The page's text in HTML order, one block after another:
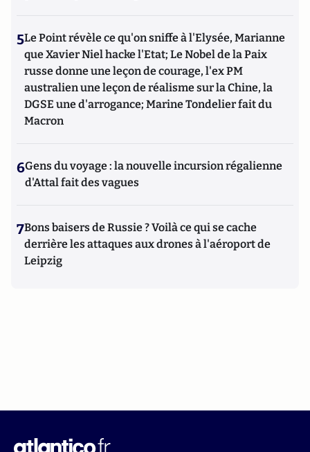
5Le Point révèle ce qu'on sniffe à l'Elysée, Marianne
que Xavier Niel hacke l'Etat; Le Nobel de la Paix
russe donne une leçon de courage, l'ex PM
australien une leçon de réalisme sur la Chine, la
DGSE une d'arrogance; Marine Tondelier fait du
Macron
6Gens du voyage : la nouvelle incursion régalienne
d'Attal fait des vagues
7Bons baisers de Russie ? Voilà ce qui se cache
derrière les attaques aux drones à l'aéroport de
Leipzig